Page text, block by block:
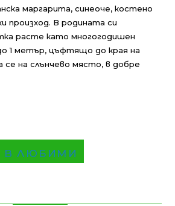
маргарита, синеоче, костено
пpoизxoд. В родината си
расте като многогодишен
1 метър, цъфтящо до края на
на слънчево място, в добре
В ЛЮБИМИ